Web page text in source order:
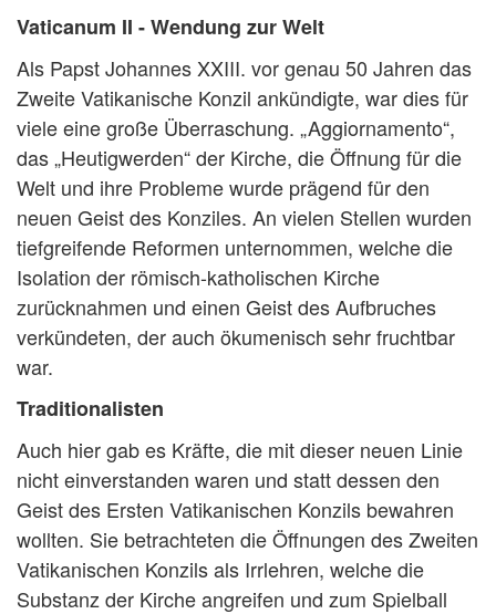
Vaticanum II - Wendung zur Welt
Als Papst Johannes XXIII. vor genau 50 Jahren das
Zweite Vatikanische Konzil ankündigte, war dies für
viele eine große Überraschung. „Aggiornamento“,
das „Heutigwerden“ der Kirche, die Öffnung für die
Welt und ihre Probleme wurde prägend für den
neuen Geist des Konziles. An vielen Stellen wurden
tiefgreifende Reformen unternommen, welche die
Isolation der römisch-katholischen Kirche
zurücknahmen und einen Geist des Aufbruches
verkündeten, der auch ökumenisch sehr fruchtbar
war.
Traditionalisten
Auch hier gab es Kräfte, die mit dieser neuen Linie
nicht einverstanden waren und statt dessen den
Geist des Ersten Vatikanischen Konzils bewahren
wollten. Sie betrachteten die Öffnungen des Zweiten
Vatikanischen Konzils als Irrlehren, welche die
Substanz der Kirche angreifen und zum Spielball